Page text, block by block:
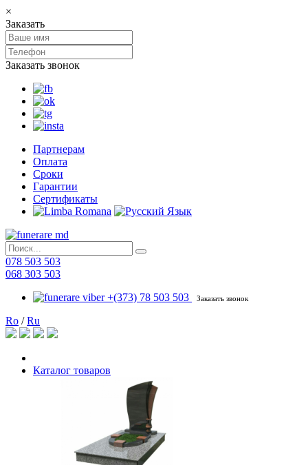
×
Заказать
Заказать звонок
Партнерам
Оплата
Сроки
Гарантии
Сертификаты
078 503 503
068 303 503
+(373) 78 503 503
Заказать звонок
Ro /Ru
Каталог товаров